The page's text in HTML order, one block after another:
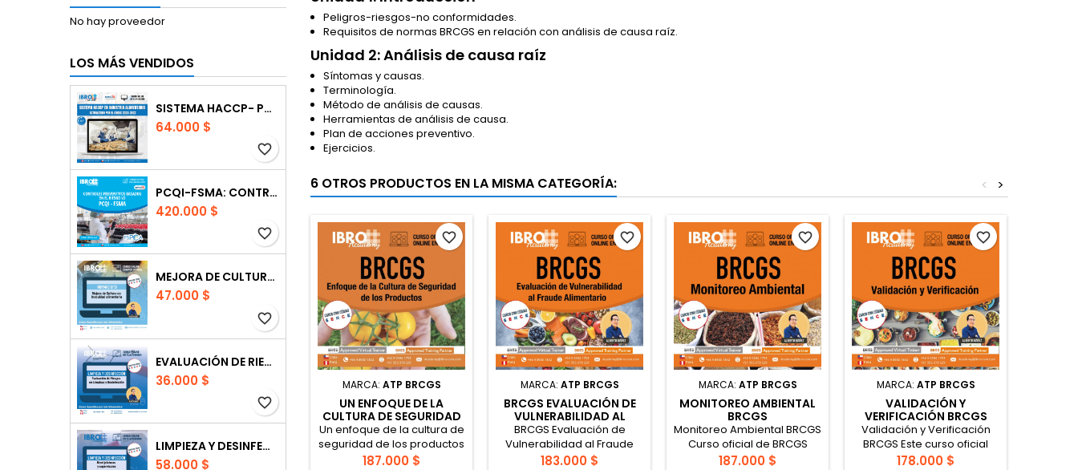
No hay proveedor
LOS MÁS VENDIDOS
SISTEMA HACCP- PGHA CODEX ALIMENTARIUS 2020 Y 2022
64.000 $
favorite_border
PCQI-FSMA: CONTROLES PREVENTIVOS BASADOS EN EL RIESGO
420.000 $
favorite_border
MEJORA DE CULTURA DE INOCUIDAD ALIMENTARIA
47.000 $
favorite_border
EVALUACIÓN DE RIESGOS ENFOQUE LIMPIEZA
36.000 $
favorite_border
LIMPIEZA Y DESINFECCIÓN NIVEL JEFATURAS Y SUPERVISORES
58.000 $
Peligros-riesgos-no conformidades.
Requisitos de normas BRCGS en relación con análisis de causa raíz.
Unidad 2: Análisis de causa raíz
Síntomas y causas.
Terminología.
Método de análisis de causas.
Herramientas de análisis de causa.
Plan de acciones preventivo.
Ejercicios.
6 OTROS PRODUCTOS EN LA MISMA CATEGORÍA: >
<
MARCA: ATP BRCGS
UN ENFOQUE DE LA
CULTURA DE SEGURIDAD
DE LOS PRODUCTOS
Un enfoque de la cultura de
seguridad de los productos
Curso oficial de BRCGS: Un
187.000 $
favorite_border
MARCA: ATP BRCGS
BRCGS EVALUACIÓN DE
VULNERABILIDAD AL
FRAUDE ALIMENTARIO
BRCGS Evaluación de
Vulnerabilidad al Fraude
Alimentario Este curso de
183.000 $
favorite_border
MARCA: ATP BRCGS
MONITOREO AMBIENTAL
BRCGS
Monitoreo Ambiental BRCGS
Curso oficial de BRCGS
diseñado para desarrollar
187.000 $
favorite_border
MARCA: ATP BRCGS
VALIDACIÓN Y
VERIFICACIÓN BRCGS
Validación y Verificación
BRCGS Este curso oficial
proporciona a
178.000 $
favorite_border